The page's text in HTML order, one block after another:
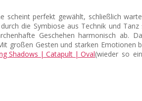
scheint perfekt gewählt, schließlich
die Symbiose aus Technik und Tanz
Geschehen harmonisch ab.
großen Gesten und starken Emotionen
(wieder so